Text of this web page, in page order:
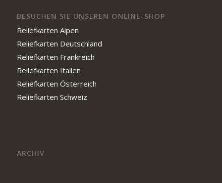
BESUCHEN SIE UNSEREN ONLINE-SHOP
Reliefkarten Alpen
Reliefkarten Deutschland
Reliefkarten Frankreich
Reliefkarten Italien
Reliefkarten Österreich
Reliefkarten Schweiz
ARCHIV